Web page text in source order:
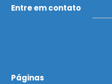
Entre em contato
Páginas